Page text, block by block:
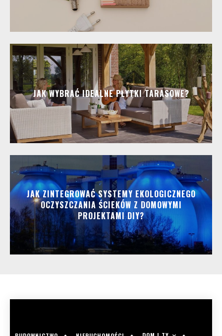
JAK WYBRAĆ IDEALNE PŁYTKI TARASOWE?
JAK ZINTEGROWAĆ SYSTEMY EKOLOGICZNEGO
OCZYSZCZANIA ŚCIEKÓW Z DOMOWYMI
PROJEKTAMI DIY?